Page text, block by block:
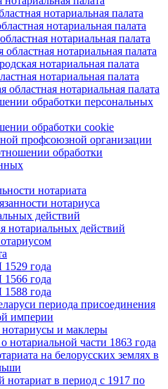
нотариальная палата
нотариальная палата
нотариальная палата
областная нотариальная палата
нотариальная палата
нотариальная палата
областная нотариальная палата
обработки персональных
обработки cookie
профсоюзной организации
обработки
нотариата
нотариуса
действий
нотариальных действий
года
года
года
периода присоединения
империи
и маклеры
нотариальной части 1863 года
на белорусских землях в
нотариат в период с 1917 по